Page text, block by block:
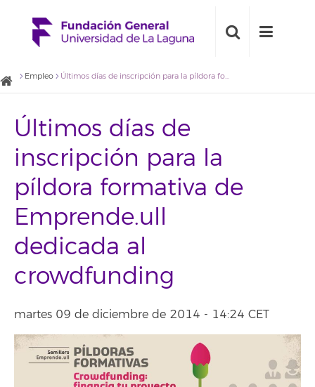
Empleo Últimos días de inscripción para la píldora formativa de Emprende.ull dedicada al crowdfunding
Últimos días de
inscripción para la
píldora formativa de
Emprende.ull
dedicada al
crowdfunding
martes 09 de diciembre de 2014 - 14:24 CET